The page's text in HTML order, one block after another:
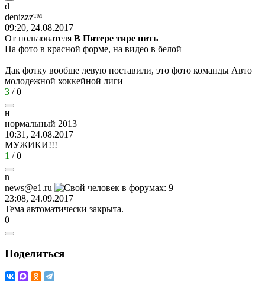
d
denizzz™
09:20, 24.08.2017
От пользователя В Питере тире пить
На фото в красной форме, на видео в белой
Дак фотку вообще левую поставили, это фото команды Авто
молодежной хоккейной лиги
3 /0
н
нормальный 2013
10:31, 24.08.2017
МУЖИКИ!!!
1 /0
n
news@e1.ru
23:08, 24.09.2017
Тема автоматически закрыта.
0
Поделиться